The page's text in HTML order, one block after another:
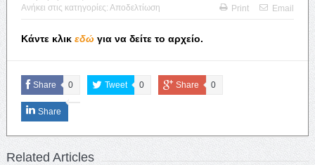
Ανήκει στις κατηγορίες: Αποδελτίωση Print Email
Κάντε κλικ εδώγια να δείτε το αρχείο.
Share 0 Tweet 0 Share 0
Share
Related Articles